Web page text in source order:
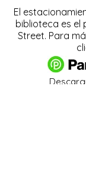
El
biblioteca es el
Street. Para